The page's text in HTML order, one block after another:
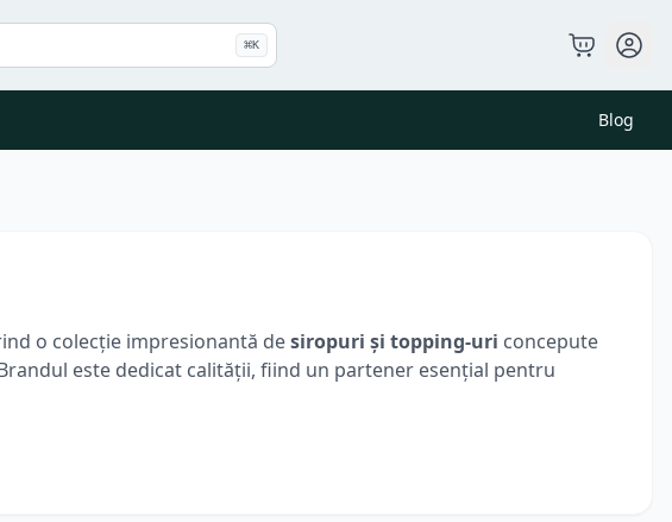
⌘K
Blog
o colecție impresionantă desiropuri și topping-uri concepute
este dedicat calității, fiind un partener esențial pentru